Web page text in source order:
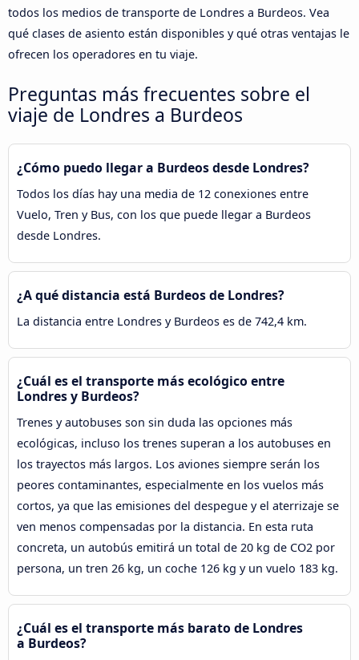
todos los medios de transporte de Londres a Burdeos. Vea
qué clases de asiento están disponibles y qué otras ventajas le
ofrecen los operadores en tu viaje.
Preguntas más frecuentes sobre el
viaje de Londres a Burdeos
¿Cómo puedo llegar a Burdeos desde Londres?
Todos los días hay una media de 12 conexiones entre
Vuelo, Tren y Bus, con los que puede llegar a Burdeos
desde Londres.
¿A qué distancia está Burdeos de Londres?
La distancia entre Londres y Burdeos es de 742,4 km.
¿Cuál es el transporte más ecológico entre
Londres y Burdeos?
Trenes y autobuses son sin duda las opciones más
ecológicas, incluso los trenes superan a los autobuses en
los trayectos más largos. Los aviones siempre serán los
peores contaminantes, especialmente en los vuelos más
cortos, ya que las emisiones del despegue y el aterrizaje se
ven menos compensadas por la distancia. En esta ruta
concreta, un autobús emitirá un total de 20 kg de CO2 por
persona, un tren 26 kg, un coche 126 kg y un vuelo 183 kg.
¿Cuál es el transporte más barato de Londres
a Burdeos?